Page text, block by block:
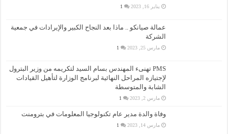
يناير 16, 2023 1
عمالة صيانكو .. ماذا بعد النجاح الكبير والإيرادات في جمعية
الشركة
مارس 25, 2023 1
PMS تهنىء المهندس بسام السيد لتكريمه من وزير البترول
لإجتيازه المراحل النهائية لبرنامج الوزارة لتأهيل القيادات
الشابة والمتوسطة
مارس 2, 2023 1
وفاة والدة مدير عام تكنولوجيا المعلومات في بترومنت
مارس 14, 2023 1